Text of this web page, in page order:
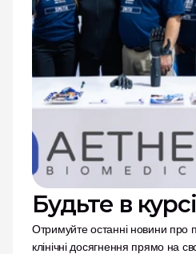
Будьте в
Отримуйте останні новини про
клінічні досягнення прямо на